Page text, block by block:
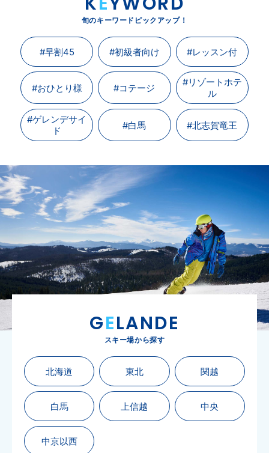
旬のキーワードピックアップ！
#早割45 #初級者向け #レッスン付
#おひとり様 #コテージ
#リゾートホテ
ル
#ゲレンデサイ
ド
#白馬 #北志賀竜王
GELANDE
スキー場から探す
北海道 東北 関越
白馬 上信越 中央
中京以西